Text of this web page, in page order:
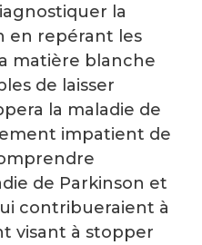
la
en repérant les
matière blanche
de laisser
la maladie de
impatient de
de Parkinson et
contribueraient à
visant à stopper